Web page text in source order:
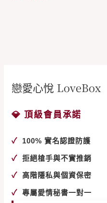
戀愛心悅 LoveBox
💎 頂級會員承諾
✓ 100% 實名認證防護
✓ 拒絕槍手與不實推銷
✓ 高階隱私與個資保密
✓ 專屬愛情秘書一對一